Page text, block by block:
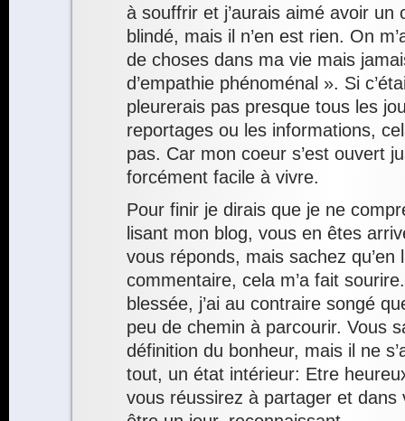
à souffrir et j’aurais aimé avoir un
blindé, mais il n’en est rien. On
de choses dans ma vie mais
d’empathie phénoménal ». Si
pleurerais pas presque tous les
reportages ou les informations,
pas. Car mon coeur s’est ouvert
forcément facile à vivre.
Pour finir je dirais que je ne
lisant mon blog, vous en êtes
vous réponds, mais sachez qu’en
commentaire, cela m’a fait
blessée, j’ai au contraire songé
peu de chemin à parcourir. Vous
définition du bonheur, mais il ne
tout, un état intérieur: Etre
vous réussirez à partager et